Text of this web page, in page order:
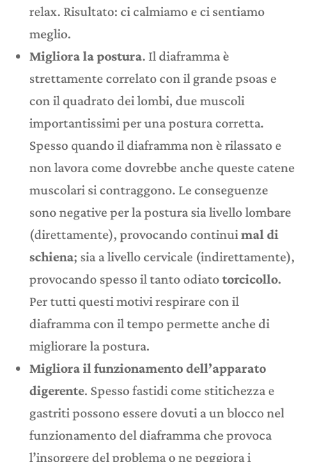
relax. Risultato: ci calmiamo e ci sentiamo
meglio.
Migliora la postura. Il diaframma è
strettamente correlato con il grande psoas e
con il quadrato dei lombi, due muscoli
importantissimi per una postura corretta.
Spesso quando il diaframma non è rilassato e
non lavora come dovrebbe anche queste catene
muscolari si contraggono. Le conseguenze
sono negative per la postura sia livello lombare
(direttamente), provocando continuimal di
schiena; sia a livello cervicale (indirettamente),
provocando spesso il tanto odiatotorcicollo.
Per tutti questi motivi respirare con il
diaframma con il tempo permette anche di
migliorare la postura.
Migliora il funzionamento dell’apparato
digerente. Spesso fastidi come stitichezza e
gastriti possono essere dovuti a un blocco nel
funzionamento del diaframma che provoca
l’insorgere del problema o ne peggiora i